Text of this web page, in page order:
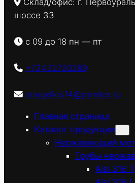
шоссе 33
с 09 до 18 пн — пт
+73432720289
ooogelios14@yandex.ru
Главная страница
Каталог продукции
Нержавеющий
Трубы
Aisi 316